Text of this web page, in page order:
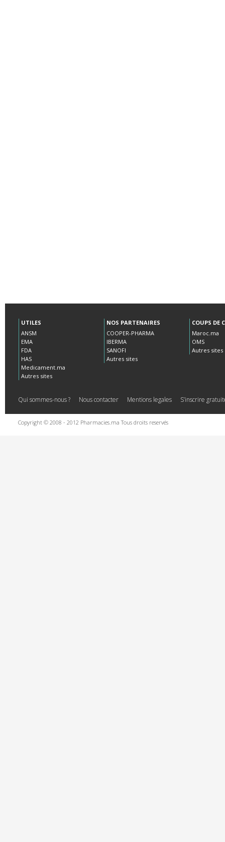
UTILES
ANSM
EMA
FDA
HAS
Medicament.ma
Autres sites
NOS PARTENAIRES
COOPER-PHARMA
IBERMA
SANOFI
Autres sites
COUPS DE
Maroc.ma
OMS
Autres sites
Qui sommes-nous ? Nous contacter Mentions legales S’inscrire
Copyright © 2008 - 2012 Pharmacies.ma Tous droits reservés